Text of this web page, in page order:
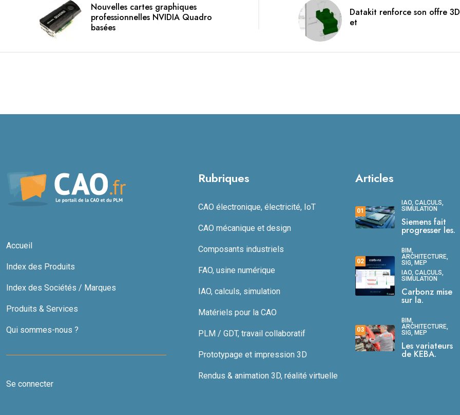
Nouvelles cartes graphiques
professionnelles NVIDIA Quadro
basées
Datakit renforce son offre
et
Accueil
Index des Produits
Index des Sociétés / Marques
Produits & Services
Qui sommes-nous ?
Se connecter
Rubriques
CAO électronique, électricité, IoT
CAO mécanique et design
Composants industriels
FAO, usine numérique
IAO, calculs, simulation
Matériels pour la CAO
PLM / GDT, travail collaboratif
Prototypage et impression 3D
Rendus & animation 3D, réalité virtuelle
Articles
01
IAO, CALCULS,
SIMULATION
Siemens fait
progresser les.
02
BIM,
ARCHITECTURE,
SIG, MEP
IAO, CALCULS,
SIMULATION
Carbonz mise
sur la.
03
BIM,
ARCHITECTURE,
SIG, MEP
Les variateurs
de KEBA.